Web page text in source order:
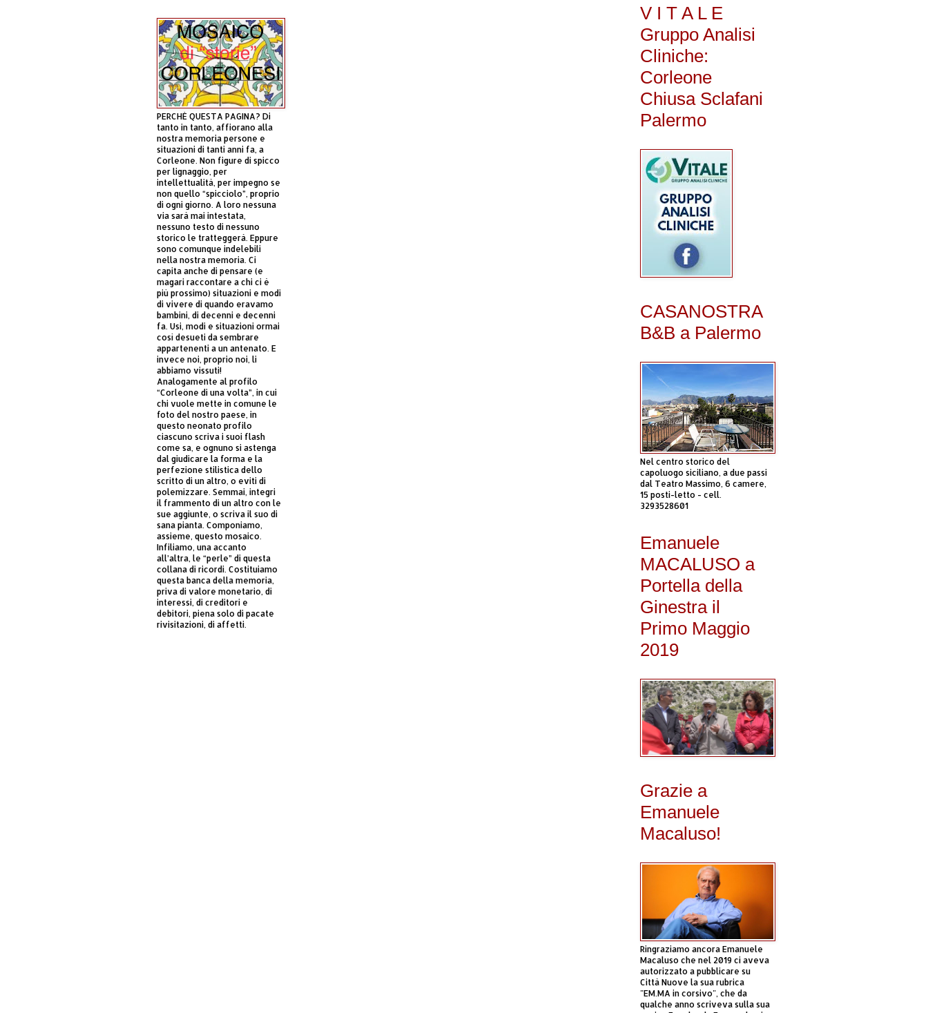
PERCHÈ QUESTA PAGINA? Di
tanto in tanto, affiorano alla
nostra memoria persone e
situazioni di tanti anni fa, a
Corleone. Non figure di spicco
per lignaggio, per
intellettualità, per impegno se
non quello “spicciolo”, proprio
di ogni giorno. A loro nessuna
via sarà mai intestata,
nessuno testo di nessuno
storico le tratteggerà. Eppure
sono comunque indelebili
nella nostra memoria. Ci
capita anche di pensare (e
magari raccontare a chi ci è
più prossimo) situazioni e modi
di vivere di quando eravamo
bambini, di decenni e decenni
fa. Usi, modi e situazioni ormai
così desueti da sembrare
appartenenti a un antenato. E
invece noi, proprio noi, li
abbiamo vissuti!
Analogamente al profilo
“Corleone di una volta”, in cui
chi vuole mette in comune le
foto del nostro paese, in
questo neonato profilo
ciascuno scriva i suoi flash
come sa, e ognuno si astenga
dal giudicare la forma e la
perfezione stilistica dello
scritto di un altro, o eviti di
polemizzare. Semmai, integri
il frammento di un altro con le
sue aggiunte, o scriva il suo di
sana pianta. Componiamo,
assieme, questo mosaico.
Infiliamo, una accanto
all’altra, le “perle” di questa
collana di ricordi. Costituiamo
questa banca della memoria,
priva di valore monetario, di
interessi, di creditori e
debitori, piena solo di pacate
rivisitazioni, di affetti.
V I T A L E
Gruppo Analisi
Cliniche:
Corleone
Chiusa Sclafani
Palermo
CASANOSTRA
B&B a Palermo
Nel centro storico del
capoluogo siciliano, a due passi
dal Teatro Massimo, 6 camere,
15 posti-letto - cell.
3293528601
Emanuele
MACALUSO a
Portella della
Ginestra il
Primo Maggio
2019
Grazie a
Emanuele
Macaluso!
Ringraziamo ancora Emanuele
Macaluso che nel 2019 ci aveva
autorizzato a pubblicare su
Città Nuove la sua rubrica
"EM.MA in corsivo", che da
qualche anno scriveva sulla sua